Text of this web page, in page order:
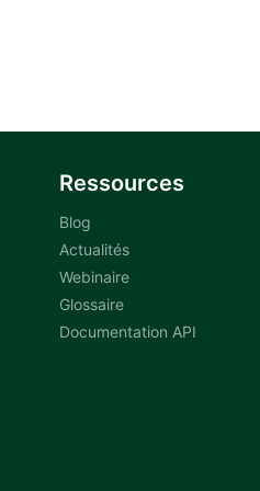
Ressources
Blog
Actualités
Webinaire
Glossaire
Documentation API